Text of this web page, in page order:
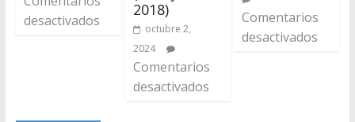
desactivados
2018)
octubre 2,
2024
Comentarios
desactivados
Comentarios
desactivados